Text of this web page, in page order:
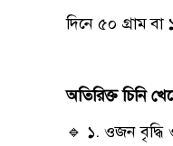
দিনে ৫০ গ্রাম বা
অতিরিক্ত চিনি
🔹 ১. ওজন বৃদ্ধি